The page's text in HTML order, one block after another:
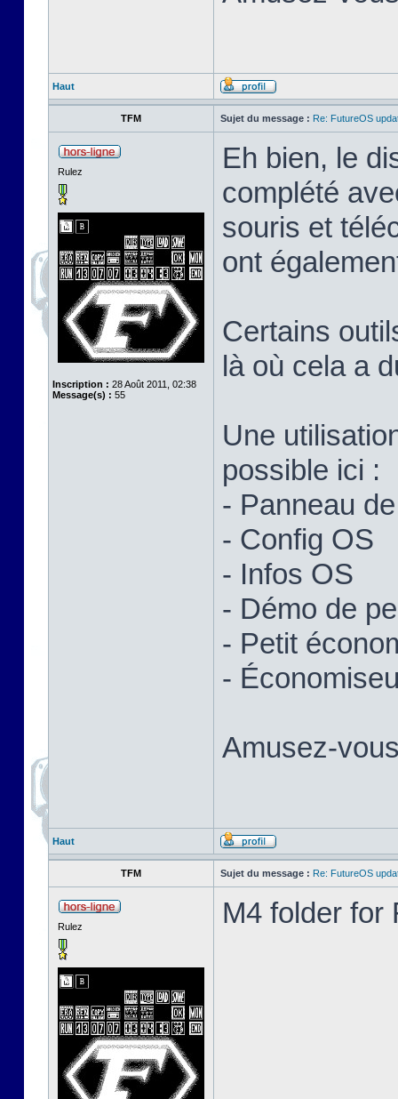
Haut
TFM Sujet du message : Re: FutureOS
Rulez
Inscription : 28 Août 2011, 02:38
Message(s) : 55
Eh bien, le
complété
souris et
ont
Certains
là où cela a
Une
possible ici :
- Panneau
- Config OS
- Infos OS
- Démo de
- Petit
-
Amusez-
Haut
TFM Sujet du message : Re: FutureOS
Rulez M4 folder for